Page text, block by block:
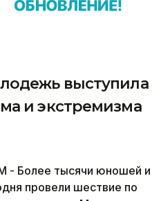
выступила
и экстремизма
Более тысячи юношей и
провели шествие по